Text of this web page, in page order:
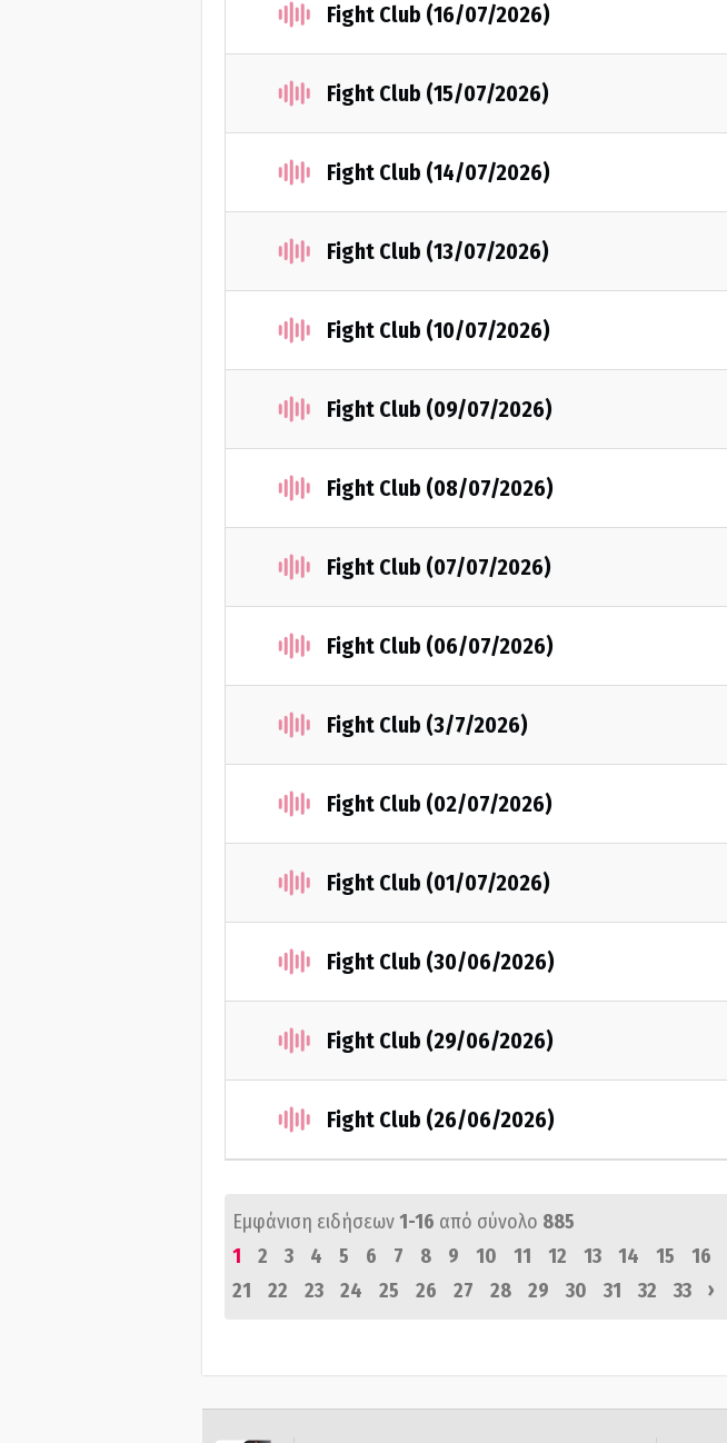
Fight Club (16/07/2026)
Fight Club (15/07/2026)
Fight Club (14/07/2026)
Fight Club (13/07/2026)
Fight Club (10/07/2026)
Fight Club (09/07/2026)
Fight Club (08/07/2026)
Fight Club (07/07/2026)
Fight Club (06/07/2026)
Fight Club (3/7/2026)
Fight Club (02/07/2026)
Fight Club (01/07/2026)
Fight Club (30/06/2026)
Fight Club (29/06/2026)
Fight Club (26/06/2026)
Εμφάνιση ειδήσεων1-16 από σύνολο 885
1
2 3 4 5 6 7 8 9 10 11 12 13 14 15 16
21
22 23 24 25 26 27 28 29 30 31 32 33 ›